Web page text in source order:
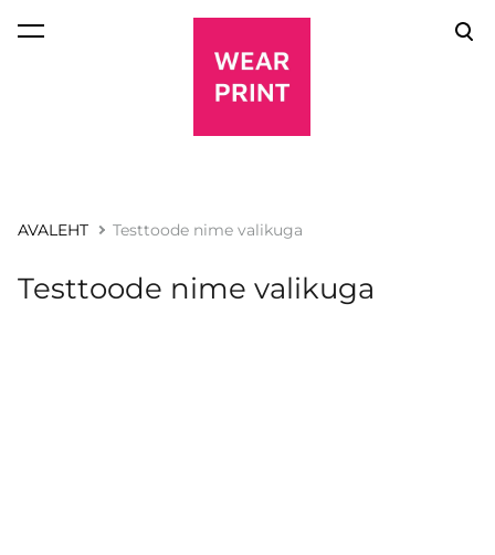
lisati ostukorvi.
AVALEHT Testtoode nime valikuga
Testtoode nime valikuga